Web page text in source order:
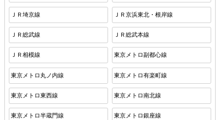
ＪＲ埼京線 ＪＲ京浜東北・根岸線
ＪＲ総武線 ＪＲ総武本線
ＪＲ相模線 東京メトロ副都心線
東京メトロ丸ノ内線 東京メトロ有楽町線
東京メトロ東西線 東京メトロ南北線
東京メトロ半蔵門線 東京メトロ銀座線